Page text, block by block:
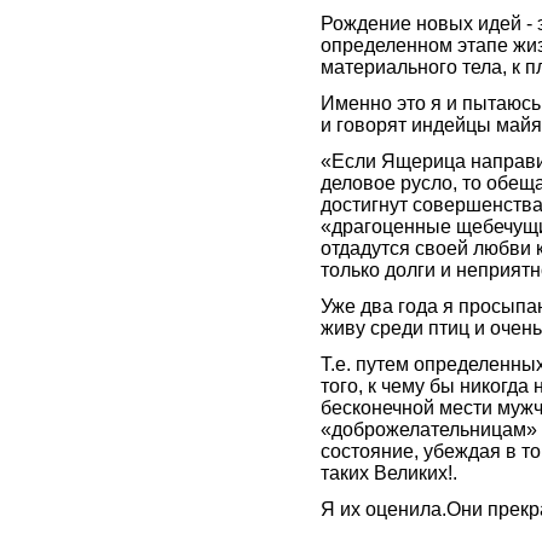
Рождение новых идей -
определенном этапе
материального тела, к
Именно это я и
и говорят индейцы
«Если Ящерица
деловое русло, то
достигнут
«драгоценные
отдадутся своей любви
только долги и
Уже два года я
живу среди птиц и
Т.е. путем
того, к чему бы
бесконечной мести
«доброжелательницам»
состояние, убеждая в
таких Великих!.
Я их оценила.Они